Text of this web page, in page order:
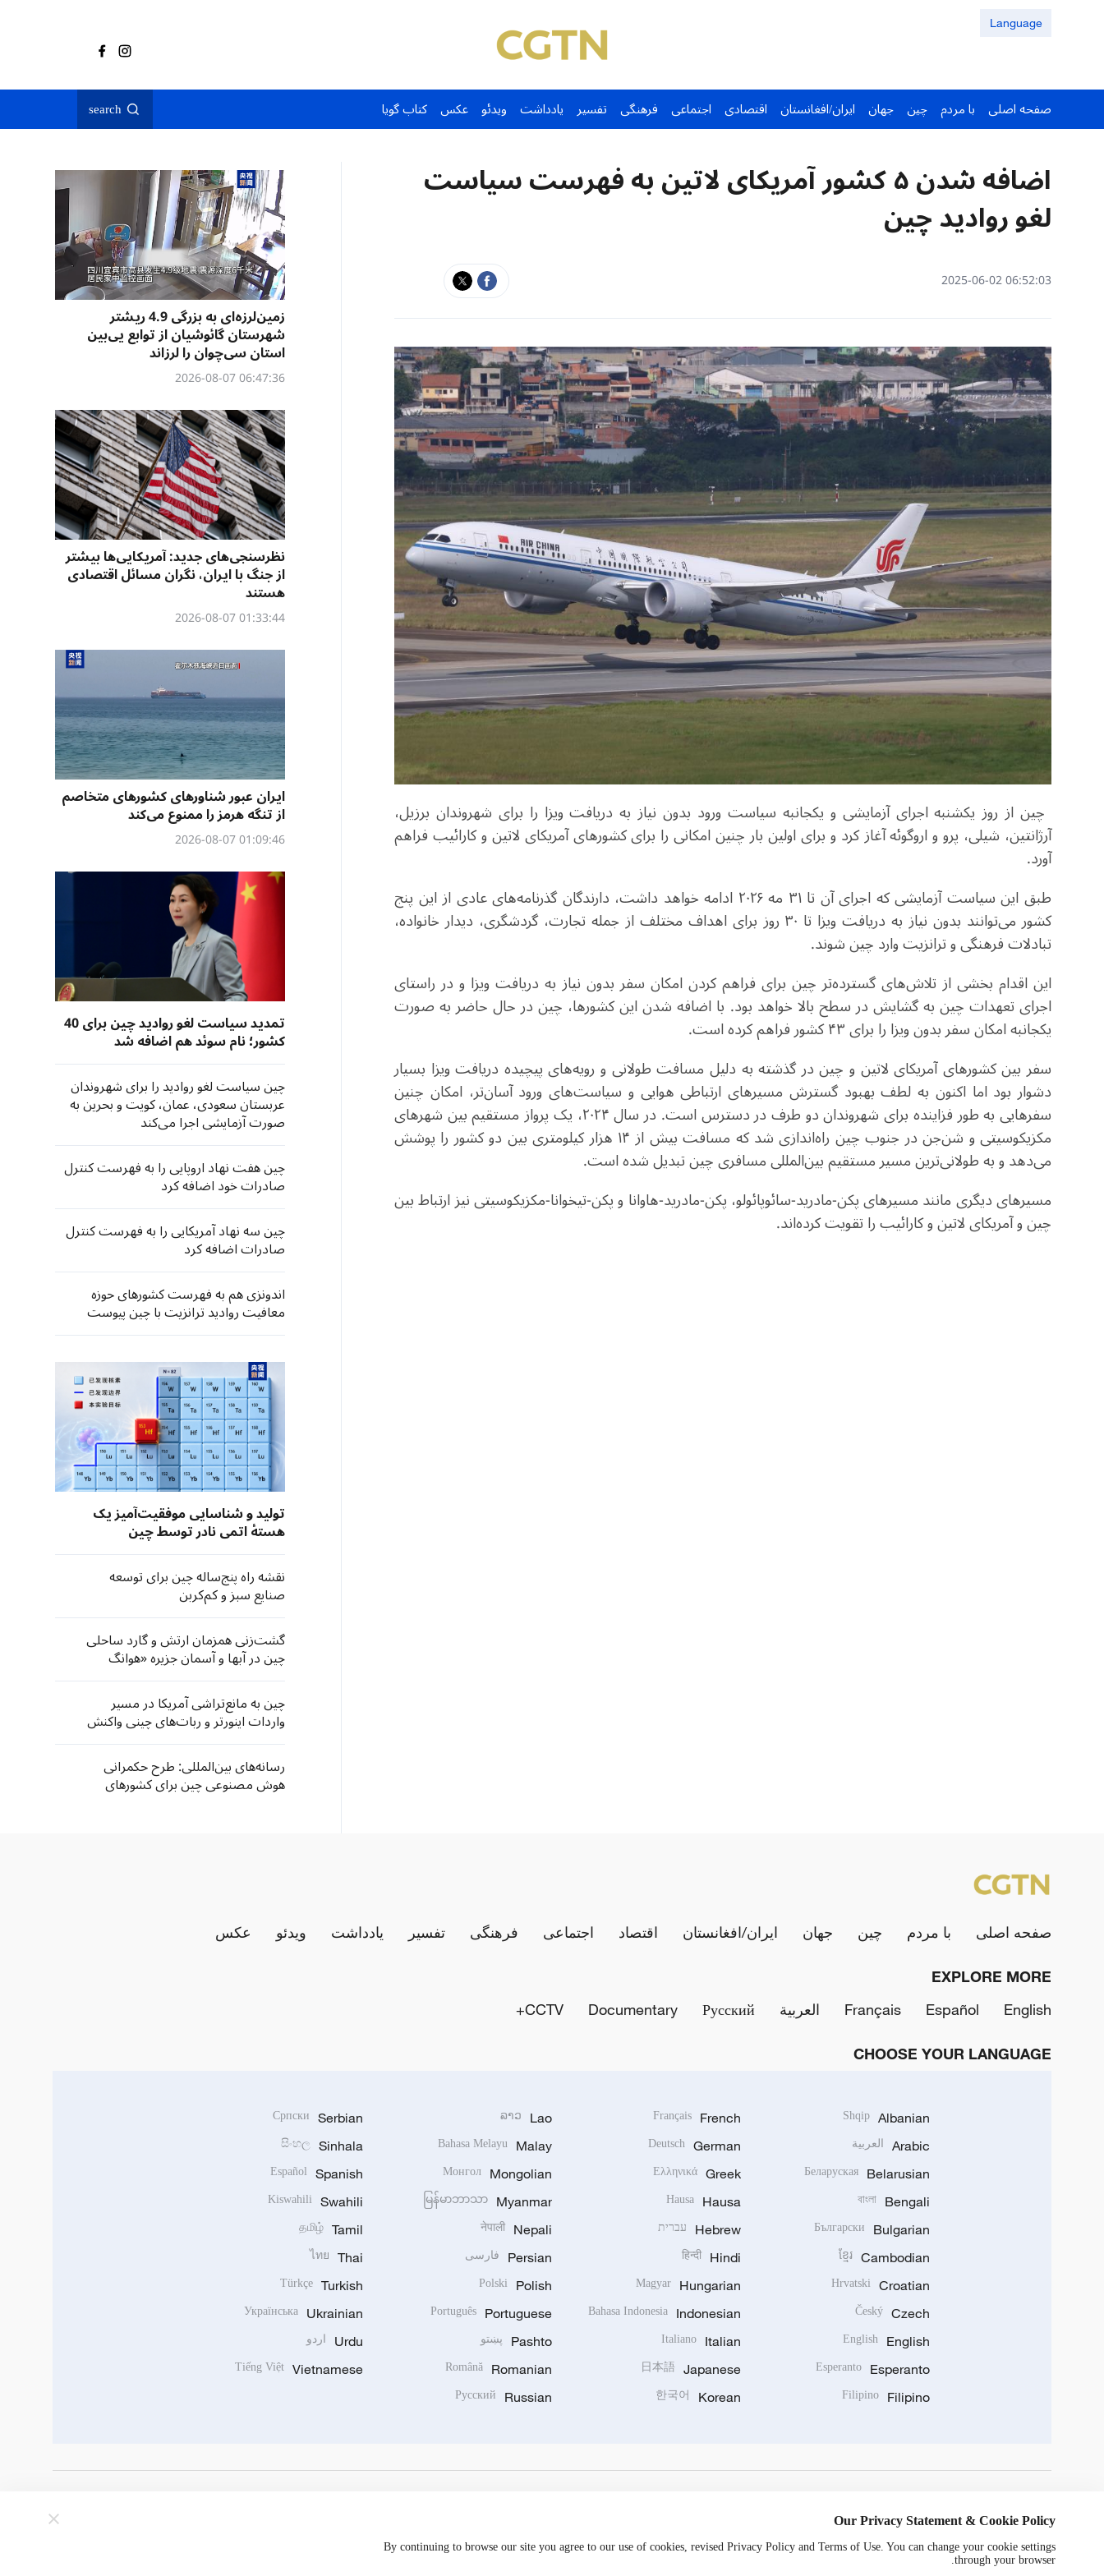
Language
صفحه اصلی با مردم چین جهان ایران/افغانستان اقتصادی اجتماعی فرهنگی تفسیر یادداشت ویدئو عکس کتاب گویا search
اضافه شدن ۵ کشور آمریکای لاتین به فهرست سیاست
لغو روادید چین
06:52:03 2025-06-02
چین از روز یکشنبه اجرای آزمایشی و یکجانبه سیاست ورود بدون نیاز به دریافت ویزا را برای شهروندان برزیل،
آرژانتین، شیلی، پرو و ​​اروگوئه آغاز کرد و برای اولین بار چنین امکانی را برای کشورهای آمریکای لاتین و کارائیب فراهم
آورد.
طبق این سیاست آزمایشی که اجرای آن تا ۳۱ مه ۲۰۲۶ ادامه خواهد داشت، دارندگان گذرنامه‌های عادی از این پنج
کشور می‌توانند بدون نیاز به دریافت ویزا تا ۳۰ روز برای اهداف مختلف از جمله تجارت، گردشگری، دیدار خانواده،
تبادلات فرهنگی و ترانزیت وارد چین شوند.
این اقدام بخشی از تلاش‌های گسترده‌تر چین برای فراهم کردن امکان سفر بدون نیاز به دریافت ویزا و در راستای
اجرای تعهدات چین به گشایش در سطح بالا خواهد بود. با اضافه شدن این کشورها، چین در حال حاضر به صورت
یکجانبه امکان سفر بدون ویزا را برای ۴۳ کشور فراهم کرده است.
سفر بین کشورهای آمریکای لاتین و چین در گذشته به دلیل مسافت طولانی و رویه‌های پیچیده دریافت ویزا بسیار
دشوار بود اما اکنون به لطف بهبود گسترش مسیرهای ارتباطی هوایی و سیاست‌های ورود آسان‌تر، امکان چنین
سفرهایی به طور فزاینده برای شهروندان دو طرف در دسترس است. در سال ۲۰۲۴، یک پرواز مستقیم بین شهرهای
مکزیکوسیتی و شن‌جن در جنوب چین راه‌اندازی شد که مسافت بیش از ۱۴ هزار کیلومتری بین دو کشور را پوشش
می‌دهد و به طولانی‌ترین مسیر مستقیم بین‌المللی مسافری چین تبدیل شده است.
مسیرهای دیگری مانند مسیرهای پکن-مادرید-سائوپائولو، پکن-مادرید-هاوانا و پکن-تیخوانا-مکزیکوسیتی نیز ارتباط بین
چین و آمریکای لاتین و کارائیب را تقویت کرده‌اند.
زمین‌لرزه‌ای به بزرگی 4.9 ریشتر
شهرستان گائوشیان از توابع یی‌بین
استان سی‌چوان را لرزاند
06:47:36 2026-08-07
نظرسنجی‌‌های جدید: آمریکایی‌ها بیشتر
از جنگ با ایران، نگران مسائل اقتصادی
هستند
01:33:44 2026-08-07
ایران عبور شناورهای کشورهای متخاصم
از تنگه هرمز را ممنوع می‌کند
01:09:46 2026-08-07
تمدید سیاست لغو روادید چین برای 40
کشور؛ نام سوئد هم اضافه شد
چین سیاست لغو روادید را برای شهروندان
عربستان سعودی، عمان، کویت و بحرین به
صورت آزمایشی اجرا می‌کند
چین هفت نهاد اروپایی را به فهرست کنترل
صادرات خود اضافه کرد
چین سه نهاد آمریکایی را به فهرست کنترل
صادرات اضافه کرد
اندونزی هم به فهرست کشورهای حوزه
معافیت روادید ترانزیت با چین پیوست
تولید و شناسایی موفقیت‌آمیز یک
هستهٔ اتمی نادر توسط چین
نقشه راه پنج‌ساله چین برای توسعه
صنایع سبز و کم‌کربن
گشت‌زنی‌ همزمان ارتش و گارد ساحلی
چین در آبها و آسمان جزیره «هوانگ‌
یان»
چین به مانع‌تراشی آمریکا در مسیر
واردات اینورتر و ربات‌های چینی واکنش
نشان داد
رسانه‌های بین‌المللی: طرح حکمرانی
هوش مصنوعی چین برای کشورهای
صفحه اصلی با مردم چین جهان ایران/افغانستان اقتصاد اجتماعی فرهنگی تفسیر یادداشت ویدئو عکس
EXPLORE MORE
English
Español
Français العربية Русский
Documentary
CCTV+
CHOOSE YOUR LANGUAGE
Albanian
Shqip
Arabic العربية
Belarusian
Беларуская
Bengali
বাংলা
Bulgarian
Български
Cambodian
ខ្មែរ
Croatian
Hrvatski
Czech
Český
English
English
Esperanto
Esperanto
Filipino
Filipino
French
Français
German
Deutsch
Greek
Ελληνικά
Hausa
Hausa
Hebrew עברית
Hindi
हिन्दी
Hungarian
Magyar
Indonesian
Bahasa Indonesia
Italian
Italiano
Japanese
日本語
Korean
한국어
Lao
ລາວ
Malay
Bahasa Melayu
Mongolian
Монгол
Myanmar
မြန်မာဘာသာ
Nepali
नेपाली
Persian فارسی
Polish
Polski
Portuguese
Português
Pashto پښتو
Romanian
Română
Russian
Русский
Serbian
Српски
Sinhala
සිංහල
Spanish
Español
Swahili
Kiswahili
Tamil
தமிழ்
Thai
ไทย
Turkish
Türkçe
Ukrainian
Українська
Urdu اردو
Vietnamese
Tiếng Việt
Our Privacy Statement & Cookie Policy
By continuing to browse our site you agree to our use of cookies, revised Privacy Policy and Terms of Use. You can change your cookie settings
through your browser.